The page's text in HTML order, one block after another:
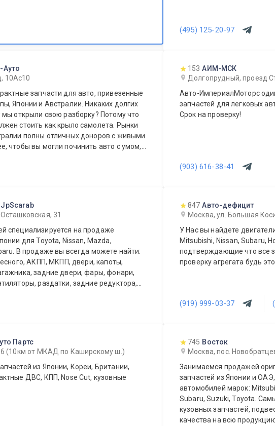
(495) 125-20-97
Ауто
10Ас10
запчасти для авто, привезенные
Японии и Австралии. Никаких долгих
открыли свою разборку? Потому что
стоить как крыло самолета. Рынки
полны отличных доноров с живыми
чтобы вы могли починить авто с умом, а
153 АИМ-МСК
Долгопрудный, проезд
Авто-ИмпериалМоторс
запчастей для легковых
Срок на проверку!
(903) 616-38-41
31
специализируется на продаже
для Toyota, Nissan, Mazda,
В продаже вы всегда можете найти:
АКПП, МКПП, двери, капоты,
задние двери, фары, фонари,
раздатки, задние редуктора,
доставку по Москве и Московской
847 Авто-дефицит
Москва, ул. Большая
У Нас вы найдете
Mitsubishi, Nissan, Subaru,
подтверждающие что все запчасти
проверку агрегата будь
(919) 999-03-37
Партс
(10км от МКАД по Каширскому ш.)
из Японии, Кореи, Британии,
ДВС, КПП, Nose Cut, кузовные
745 Восток
Москва, пос.
Занимаемся продажей
запчастей из Японии и
автомобилей марок:
Subaru, Suzuki, Toyota.
кузовных запчастей,
качества на всю